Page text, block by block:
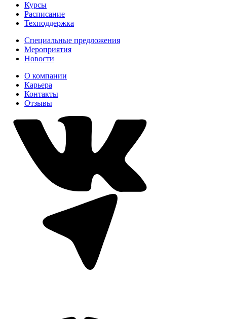
Курсы
Расписание
Техподдержка
Специальные предложения
Мероприятия
Новости
О компании
Карьера
Контакты
Отзывы